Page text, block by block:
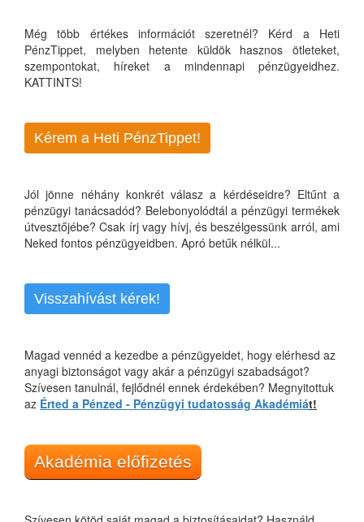
Még több értékes információt szeretnél? Kérd a Heti
PénzTippet, melyben hetente küldök hasznos ötleteket,
szempontokat, híreket a mindennapi pénzügyeidhez.
KATTINTS!
Kérem a Heti PénzTippet!
Jól jönne néhány konkrét válasz a kérdéseidre? Eltűnt a
pénzügyi tanácsadód? Belebonyolódtál a pénzügyi termékek
útvesztőjébe? Csak írj vagy hívj, és beszélgessünk arról, ami
Neked fontos pénzügyeidben. Apró betűk nélkül...
Visszahívást kérek!
Magad vennéd a kezedbe a pénzügyeidet, hogy elérhesd az
anyagi biztonságot vagy akár a pénzügyi szabadságot?
Szívesen tanulnál, fejlődnél ennek érdekében? Megnyitottuk
az Érted a Pénzed - Pénzügyi tudatosság Akadémiát!
Akadémia előfizetés